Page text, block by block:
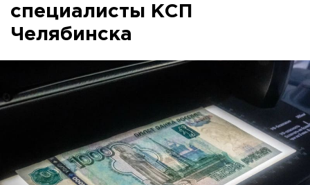
специалисты КСП
Челябинска